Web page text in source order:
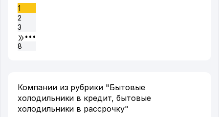
1
2
3
•••
8
Компании из рубрики "Бытовые
холодильники в кредит, бытовые
холодильники в рассрочку"